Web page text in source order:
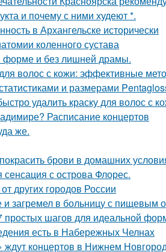
и почему с ними худеют *.
в Архангельске исторически
коленного сустава
форме и без лишней драмы.
для волос с кожи: эффективные
и размерами
удалить краску для волос с
Расписание концертов
же.
брови в домашних
с острова Флорес.
других городов России
и загремел в больницу с пищевым
простых шагов для идеальной
есть в Набережных Челнах
концертов в Нижнем